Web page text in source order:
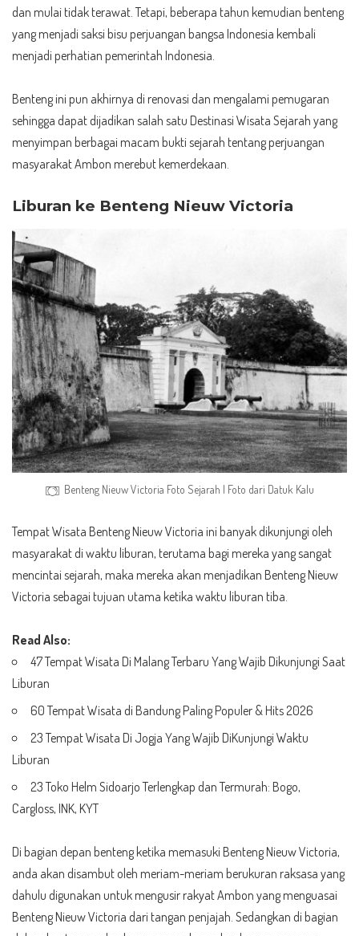
dan mulai tidak terawat. Tetapi, beberapa tahun kemudian benteng
yang menjadi saksi bisu perjuangan bangsa Indonesia kembali
menjadi perhatian pemerintah Indonesia.
Benteng ini pun akhirnya di renovasi dan mengalami pemugaran
sehingga dapat dijadikan salah satu Destinasi Wisata Sejarah yang
menyimpan berbagai macam bukti sejarah tentang perjuangan
masyarakat Ambon merebut kemerdekaan.
Liburan ke Benteng Nieuw Victoria
Benteng Nieuw Victoria Foto Sejarah | Foto dari Datuk Kalu
Tempat Wisata Benteng Nieuw Victoria ini banyak dikunjungi oleh
masyarakat di waktu liburan, terutama bagi mereka yang sangat
mencintai sejarah, maka mereka akan menjadikan Benteng Nieuw
Victoria sebagai tujuan utama ketika waktu liburan tiba.
Read Also:
47 Tempat Wisata Di Malang Terbaru Yang Wajib Dikunjungi Saat
Liburan
60 Tempat Wisata di Bandung Paling Populer & Hits 2026
23 Tempat Wisata Di Jogja Yang Wajib DiKunjungi Waktu
Liburan
23 Toko Helm Sidoarjo Terlengkap dan Termurah: Bogo,
Cargloss, INK, KYT
Di bagian depan benteng ketika memasuki Benteng Nieuw Victoria,
anda akan disambut oleh meriam-meriam berukuran raksasa yang
dahulu digunakan untuk mengusir rakyat Ambon yang menguasai
Benteng Nieuw Victoria dari tangan penjajah. Sedangkan di bagian